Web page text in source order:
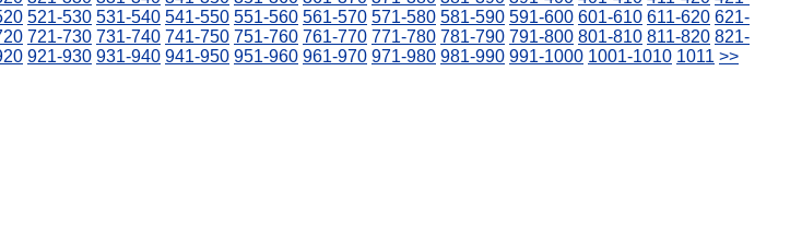
521-530 531-540 541-550 551-560 561-570 571-580 581-590 591-600 601-610 611-620 621-
721-730 731-740 741-750 751-760 761-770 771-780 781-790 791-800 801-810 811-820 821-
921-930 931-940 941-950 951-960 961-970 971-980 981-990 991-1000 1001-1010 1011 >>